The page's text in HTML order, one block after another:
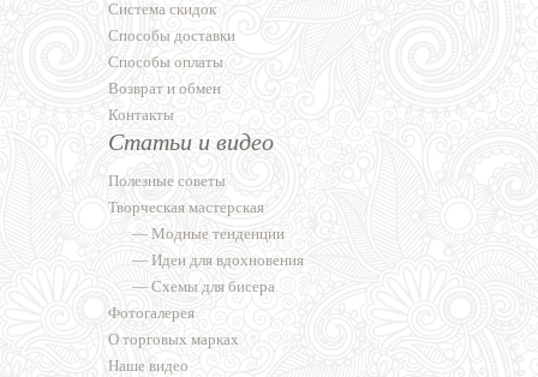
Система скидок
Способы доставки
Способы оплаты
Возврат и обмен
Контакты
Статьи и видео
Полезные советы
Творческая мастерская
— Модные тенденции
— Идеи для вдохновения
— Схемы для бисера
Фотогалерея
О торговых марках
Наше видео